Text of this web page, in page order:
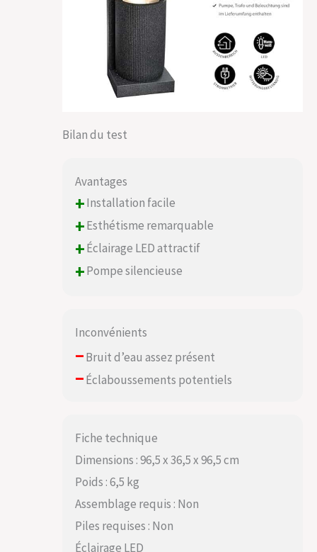
Bilan du test
Avantages
+Installation facile
+Esthétisme remarquable
+Éclairage LED attractif
+Pompe silencieuse
Inconvénients
–Bruit d’eau assez présent
–Éclaboussements potentiels
Fiche technique
Dimensions : 96,5 x 36,5 x 96,5 cm
Poids : 6,5 kg
Assemblage requis : Non
Piles requises : Non
Éclairage LED